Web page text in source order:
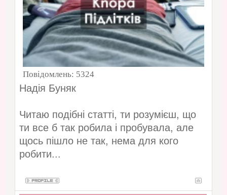
Повідомлень: 5324
Надія Буняк
Читаю подібні статті, ти розумієш, що
ти все б так робила і пробувала, але
щось пішло не так, нема для кого
робити...